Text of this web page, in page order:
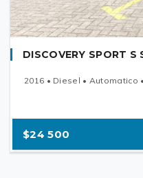
DISCOVERY SPORT S
2016 • Diesel • Automatico
$24 500